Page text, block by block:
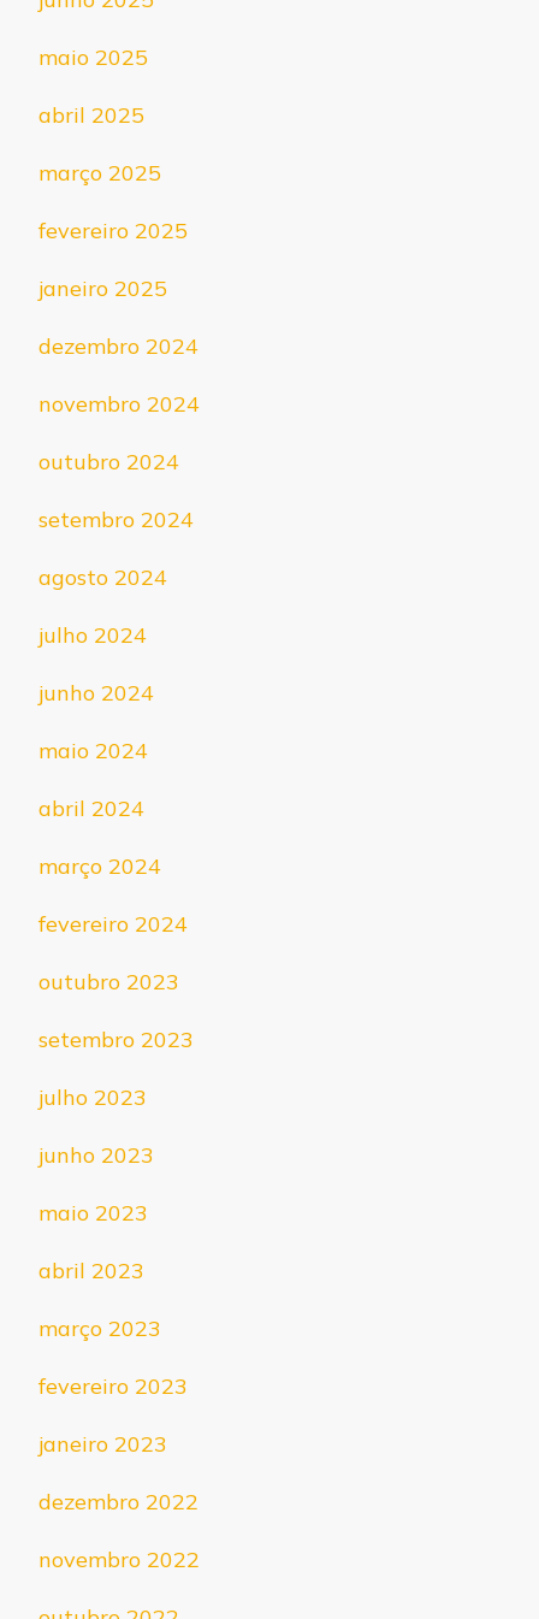
maio 2025
abril 2025
março 2025
fevereiro 2025
janeiro 2025
dezembro 2024
novembro 2024
outubro 2024
setembro 2024
agosto 2024
julho 2024
junho 2024
maio 2024
abril 2024
março 2024
fevereiro 2024
outubro 2023
setembro 2023
julho 2023
junho 2023
maio 2023
abril 2023
março 2023
fevereiro 2023
janeiro 2023
dezembro 2022
novembro 2022